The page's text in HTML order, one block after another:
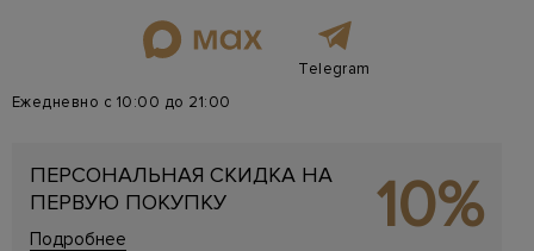
Telegram
Ежедневно с 10:00 до 21:00
ПЕРСОНАЛЬНАЯ СКИДКА НА
ПЕРВУЮ ПОКУПКУ
Подробнее 10%